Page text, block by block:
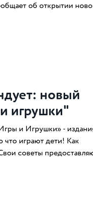
об открытии
новый
игрушки"
и Игрушки» -
что играют дети! Как
советы